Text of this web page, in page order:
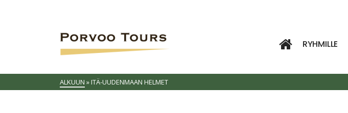
RYHMILLE
ALKUUN »ITÄ-UUDENMAAN HELMET